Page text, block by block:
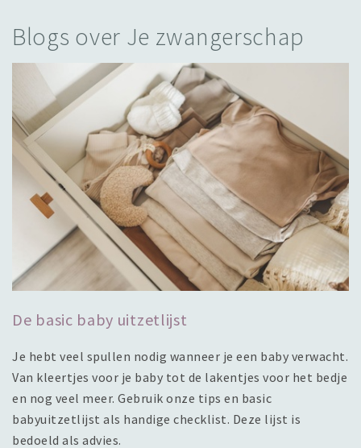
Blogs over Je zwangerschap
De basic baby uitzetlijst
Je hebt veel spullen nodig wanneer je een baby verwacht.
Van kleertjes voor je baby tot de lakentjes voor het bedje
en nog veel meer. Gebruik onze tips en basic
babyuitzetlijst als handige checklist. Deze lijst is
bedoeld als advies.